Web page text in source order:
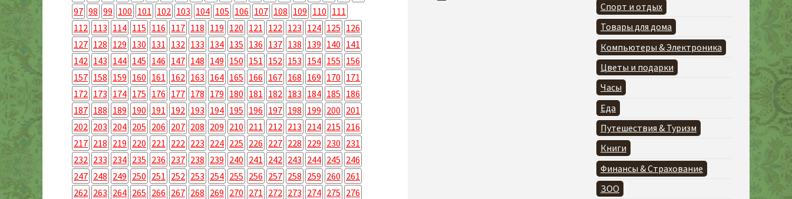
97 98 99 100 101 102 103 104 105 106 107 108 109 110 111
112 113 114 115 116 117 118 119 120 121 122 123 124 125 126
127 128 129 130 131 132 133 134 135 136 137 138 139 140 141
142 143 144 145 146 147 148 149 150 151 152 153 154 155 156
157 158 159 160 161 162 163 164 165 166 167 168 169 170 171
172 173 174 175 176 177 178 179 180 181 182 183 184 185 186
187 188 189 190 191 192 193 194 195 196 197 198 199 200 201
202 203 204 205 206 207 208 209 210 211 212 213 214 215 216
217 218 219 220 221 222 223 224 225 226 227 228 229 230 231
232 233 234 235 236 237 238 239 240 241 242 243 244 245 246
247 248 249 250 251 252 253 254 255 256 257 258 259 260 261
262 263 264 265 266 267 268 269 270 271 272 273 274 275 276
Спорт и отдых
Товары для дома
Компьютеры & Электроника
Цветы и подарки
Часы
Еда
Путешествия & Туризм
Книги
Финансы & Страхование
ЗОО